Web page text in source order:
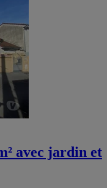
avec jardin et